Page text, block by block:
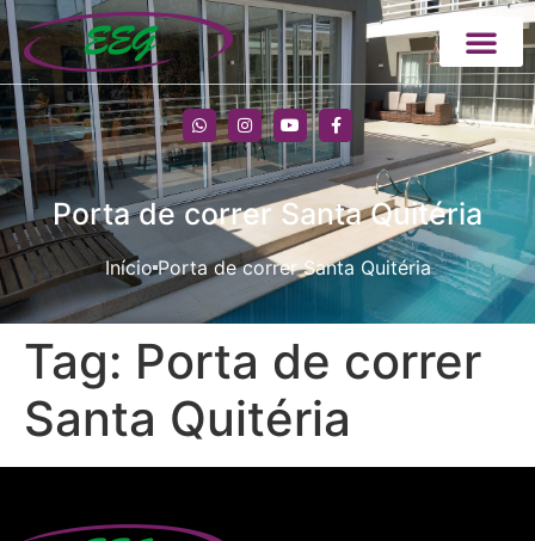
Porta de correr Santa Quitéria
Início Porta de correr Santa Quitéria
Tag: Porta de correr
Santa Quitéria